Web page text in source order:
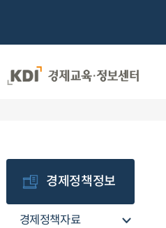
경제정책정보
경제정책자료